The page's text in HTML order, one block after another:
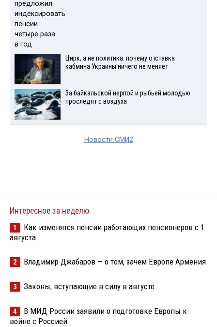
Цирк, а не политика: почему отставка
кабмина Украины ничего не меняет
За байкальской нерпой и рыбьей молодью
проследят с воздуха
Новости СМИ2
Интересное за неделю
1
Как изменятся пенсии работающих пенсионеров с 1
августа
2 Владимир Джабаров — о том, зачем Европе Армения
3 Законы, вступающие в силу в августе
4
В МИД России заявили о подготовке Европы к
войне с Россией